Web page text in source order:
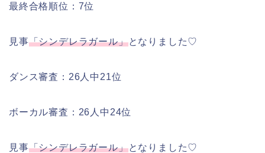
最終合格順位：7位
見事「シンデレラガール」となりました♡
ダンス審査：26人中21位
ボーカル審査：26人中24位
見事「シンデレラガール」となりました♡